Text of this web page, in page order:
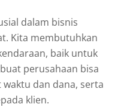
dalam bisnis
Kita membutuhkan
baik untuk
perusahaan bisa
dan dana, serta
klien.